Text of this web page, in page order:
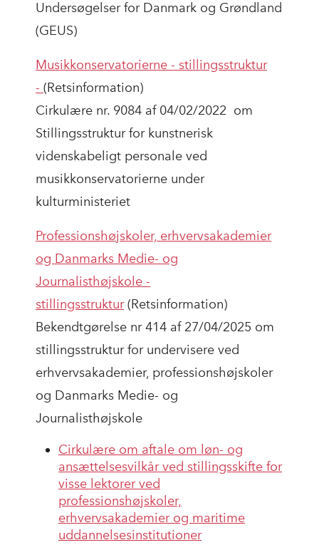
Undersøgelser for Danmark og Grøndland
(GEUS)
Musikkonservatorierne - stillingsstruktur
- (Retsinformation)
Cirkulære nr. 9084 af 04/02/2022 om
Stillingsstruktur for kunstnerisk
videnskabeligt personale ved
musikkonservatorierne under
kulturministeriet
Professionshøjskoler, erhvervsakademier
og Danmarks Medie- og
Journalisthøjskole -
stillingsstruktur(Retsinformation)
Bekendtgørelse nr 414 af 27/04/2025 om
stillingsstruktur for undervisere ved
erhvervsakademier, professionshøjskoler
og Danmarks Medie- og
Journalisthøjskole
Cirkulære om aftale om løn- og
ansættelsesvilkår ved stillingsskifte for
visse lektorer ved
professionshøjskoler,
erhvervsakademier og maritime
uddannelsesinstitutioner